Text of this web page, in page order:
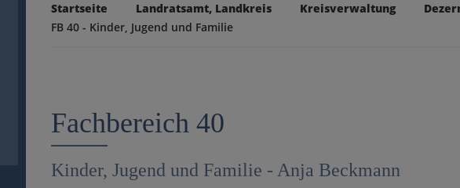
Startseite Landratsamt, Landkreis Kreisverwaltung
FB 40 - Kinder, Jugend und Familie
Fachbereich 40
Kinder, Jugend und Familie - Anja Beckmann